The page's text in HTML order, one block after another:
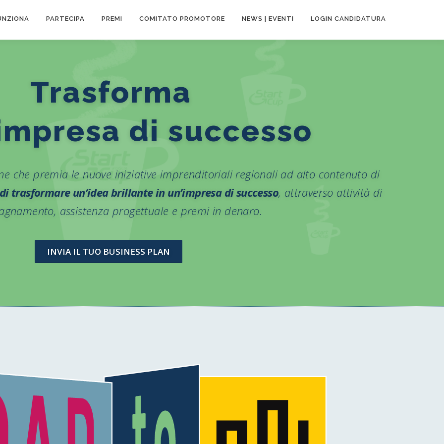
PARTECIPA PREMI COMITATO PROMOTORE NEWS | EVENTI LOGIN CANDIDATURA
Trasforma
brillante
che premia le nuove iniziative imprenditoriali regionali ad alto contenuto di
trasformare un’idea brillante in un’impresa di successo, attraverso attività di
assistenza progettuale e premi in denaro.
INVIA IL TUO BUSINESS PLAN